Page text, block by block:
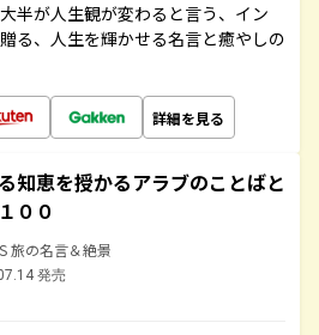
半が人生観が変わると言う、イン
る、人生を輝かせる名言と癒やしの
詳細を見る
知恵を授かるアラブのことばと
００
旅の名言＆絶景
発売